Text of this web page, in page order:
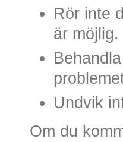
Rör inte
är möjlig.
Undvik
Om du